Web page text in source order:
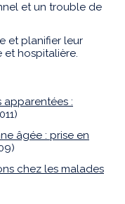
et un trouble de
et planifier leur
et hospitalière.
apparentées :
âgée : prise en
chez les malades